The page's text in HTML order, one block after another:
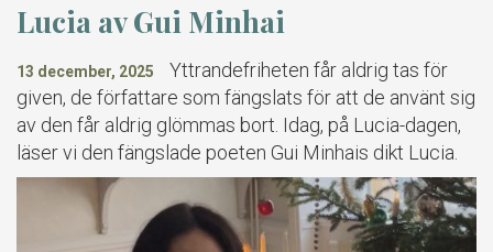
Lucia av Gui Minhai
13 december, 2025
Yttrandefriheten får aldrig tas för
given, de författare som fängslats för att de använt sig
av den får aldrig glömmas bort. Idag, på Lucia-dagen,
läser vi den fängslade poeten Gui Minhais dikt Lucia.